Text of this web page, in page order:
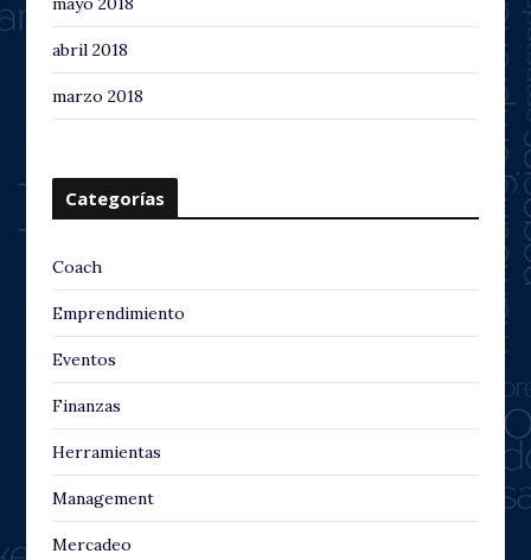
abril 2018
marzo 2018
Categorías
Coach
Emprendimiento
Eventos
Finanzas
Herramientas
Management
Mercadeo